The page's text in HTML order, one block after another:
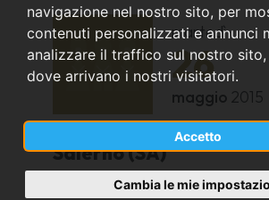
navigazione nel nostro sito, per
contenuti personalizzati e annunci
analizzare il traffico sul nostro
dove arrivano i nostri visitatori.
Accetto
Cambia le mie
martedì
26
maggio 2015
Salerno (SA)
Club Alpino